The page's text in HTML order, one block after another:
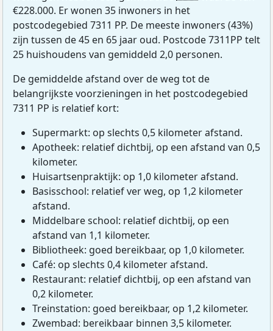
€228.000. Er wonen 35 inwoners in het
postcodegebied 7311 PP. De meeste inwoners (43%)
zijn tussen de 45 en 65 jaar oud. Postcode 7311PP telt
25 huishoudens van gemiddeld 2,0 personen.
De gemiddelde afstand over de weg tot de
belangrijkste voorzieningen in het postcodegebied
7311 PP is relatief kort:
Supermarkt: op slechts 0,5 kilometer afstand.
Apotheek: relatief dichtbij, op een afstand van 0,5
kilometer.
Huisartsenpraktijk: op 1,0 kilometer afstand.
Basisschool: relatief ver weg, op 1,2 kilometer
afstand.
Middelbare school: relatief dichtbij, op een
afstand van 1,1 kilometer.
Bibliotheek: goed bereikbaar, op 1,0 kilometer.
Café: op slechts 0,4 kilometer afstand.
Restaurant: relatief dichtbij, op een afstand van
0,2 kilometer.
Treinstation: goed bereikbaar, op 1,2 kilometer.
Zwembad: bereikbaar binnen 3,5 kilometer.